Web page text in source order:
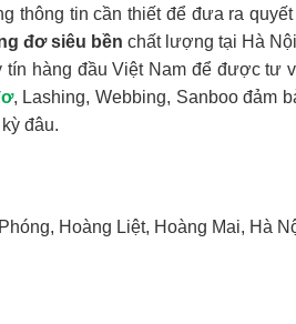
thông tin cần thiết để đưa ra
đơ siêu bền chất lượng tại Hà
hàng đầu Việt Nam để được tư
, Lashing, Webbing, Sanboo đảm
đâu.
Hoàng Liệt, Hoàng Mai, Hà